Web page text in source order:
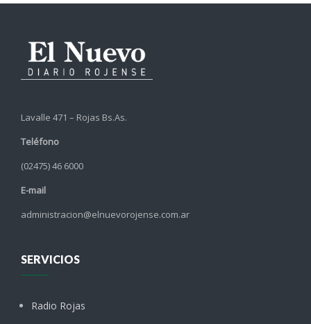
Lavalle 471 – Rojas Bs.As.
Teléfono
(02475) 46 6000
E-mail
administracion@elnuevorojense.com.ar
SERVICIOS
Radio Rojas